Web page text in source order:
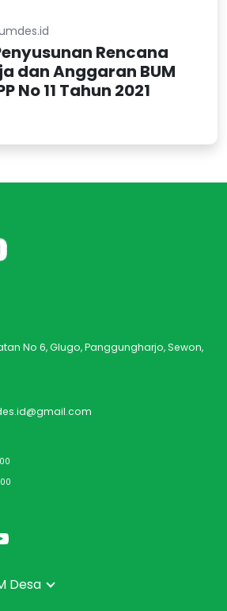
Rencana
dan Anggaran BUM
No 11 Tahun 2021
No 6, Glugo, Panggungharjo, Sewon,
Desa